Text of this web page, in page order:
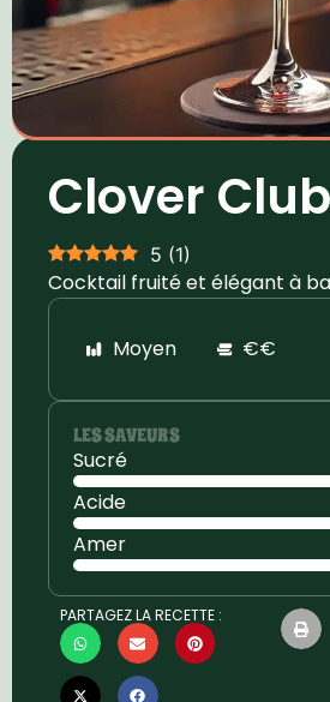
Clover Club
5 (1)
Cocktail fruité et élégant à
Moyen €€
LES SAVEURS
Sucré
Acide
Amer
PARTAGEZ LA RECETTE :